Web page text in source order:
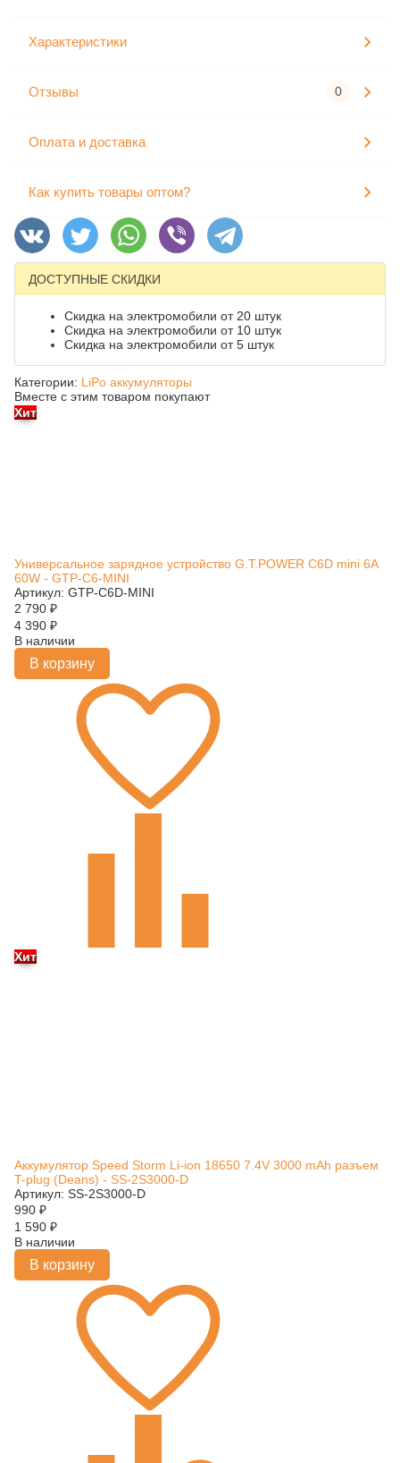
Характеристики
Отзывы 0
Оплата и доставка
Как купить товары оптом?
ДОСТУПНЫЕ СКИДКИ
Скидка на электромобили от 20 штук
Скидка на электромобили от 10 штук
Скидка на электромобили от 5 штук
Категории: LiPo аккумуляторы
Вместе с этим товаром покупают
Хит
Универсальное зарядное устройство G.T.POWER C6D mini 6A
60W - GTP-C6-MINI
Артикул: GTP-C6D-MINI
2 790 ₽
4 390 ₽
В наличии
В корзину
Хит
Аккумулятор Speed Storm Li-ion 18650 7.4V 3000 mAh разъем
T-plug (Deans) - SS-2S3000-D
Артикул: SS-2S3000-D
990 ₽
1 590 ₽
В наличии
В корзину